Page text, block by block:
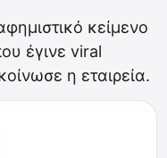
κείμενο
έγινε viral
η εταιρεία.